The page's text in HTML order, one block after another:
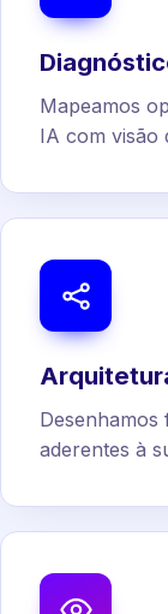
Mapeamos
IA com visão
Desenhamos
aderentes à